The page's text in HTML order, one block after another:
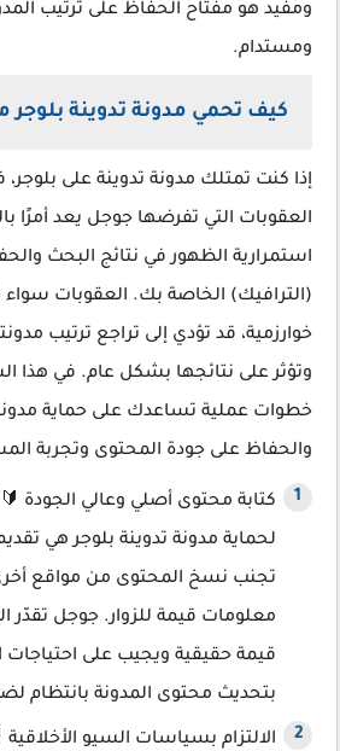
ومفيد هو مفتاح الحفاظ على ترتيب
ومستدام.
كيف تحمي مدونة تدوينة بلوجر
إذا كنت تمتلك مدونة تدوينة على
العقوبات التي تفرضها جوجل يعد أمرًا
استمرارية الظهور في نتائج البحث
(الترافيك) الخاصة بك. العقوبات سواء
خوارزمية، قد تؤدي إلى تراجع ترتيب
وتؤثر على نتائجها بشكل عام. في هذا
خطوات عملية تساعدك على حماية
والحفاظ على جودة المحتوى وتجربة
كتابة محتوى أصلي وعالي الجودة
لحماية مدونة تدوينة بلوجر هي
تجنب نسخ المحتوى من مواقع
معلومات قيمة للزوار. جوجل تقدّر
قيمة حقيقية ويجيب على
بتحديث محتوى المدونة بانتظام
الالتزام بسياسات السيو